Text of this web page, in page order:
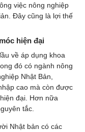
việc nông nghiệp
Đây cũng là lợi thế
hiện đại
về áp dụng khoa
đó có ngành nông
Nhật Bản,
cao mà còn được
đại. Hơn nữa
tắc.
Nhật bản có các